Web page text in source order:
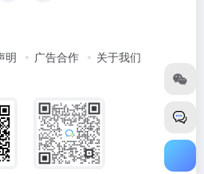
明 广告合作 关于我们